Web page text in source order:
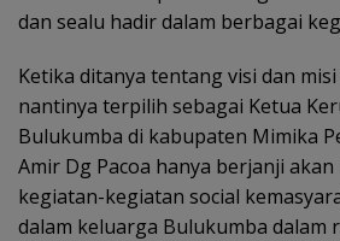
dan sealu hadir dalam berbagai
Ketika ditanya tentang visi dan
nantinya terpilih sebagai Ketua
Bulukumba di kabupaten Mimika
Amir Dg Pacoa hanya berjanji
kegiatan-kegiatan social
dalam keluarga Bulukumba dalam